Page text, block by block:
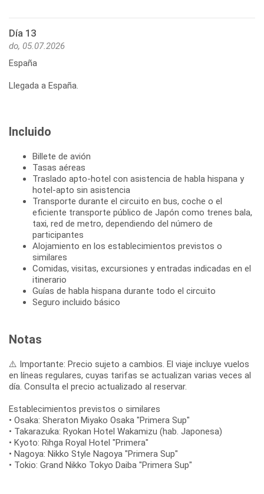
Día 13
do, 05.07.2026
España
Llegada a España.
Incluido
Billete de avión
Tasas aéreas
Traslado apto-hotel con asistencia de habla hispana y
hotel-apto sin asistencia
Transporte durante el circuito en bus, coche o el
eficiente transporte público de Japón como trenes bala,
taxi, red de metro, dependiendo del número de
participantes
Alojamiento en los establecimientos previstos o
similares
Comidas, visitas, excursiones y entradas indicadas en el
itinerario
Guías de habla hispana durante todo el circuito
Seguro incluido básico
Notas
⚠️ Importante: Precio sujeto a cambios. El viaje incluye vuelos
en líneas regulares, cuyas tarifas se actualizan varias veces al
día. Consulta el precio actualizado al reservar.
Establecimientos previstos o similares
• Osaka: Sheraton Miyako Osaka "Primera Sup"
• Takarazuka: Ryokan Hotel Wakamizu (hab. Japonesa)
• Kyoto: Rihga Royal Hotel "Primera"
• Nagoya: Nikko Style Nagoya "Primera Sup"
• Tokio: Grand Nikko Tokyo Daiba "Primera Sup"